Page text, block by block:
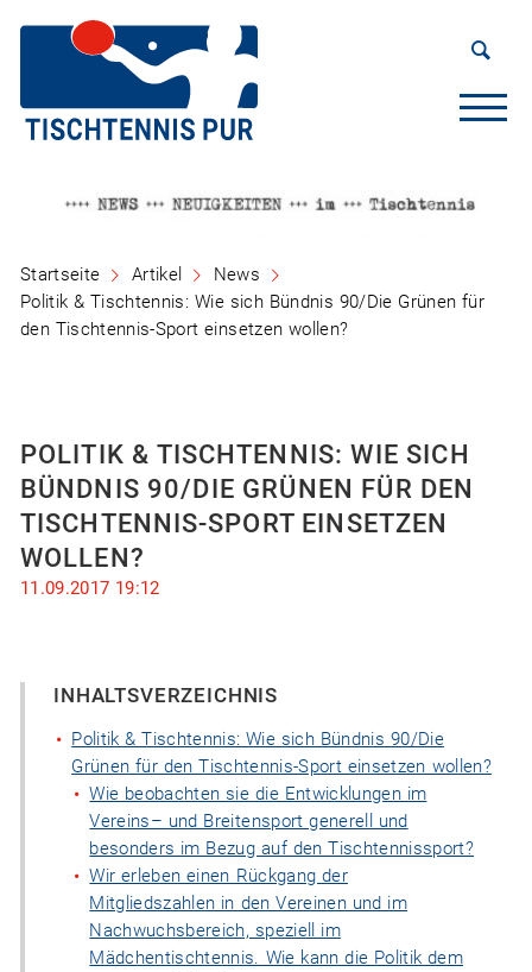
Startseite Artikel
News
Politik & Tischtennis: Wie sich Bündnis 90/Die Grünen für
den Tischtennis-Sport einsetzen wollen?
POLITIK & TISCHTENNIS: WIE SICH
BÜNDNIS 90/DIE GRÜNEN FÜR DEN
TISCHTENNIS-SPORT EINSETZEN
WOLLEN?
11.09.2017 19:12
INHALTSVERZEICHNIS
Politik & Tischtennis: Wie sich Bündnis 90/Die
Grünen für den Tischtennis-Sport einsetzen wollen?
Wie beobachten sie die Entwicklungen im
Vereins– und Breitensport generell und
besonders im Bezug auf den Tischtennissport?
Wir erleben einen Rückgang der
Mitgliedszahlen in den Vereinen und im
Nachwuchsbereich, speziell im
Mädchentischtennis. Wie kann die Politik dem